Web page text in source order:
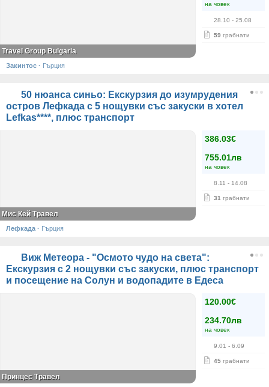
на човек
28.10 - 25.08
59 грабнати
Travel Group Bulgaria
Закинтос · Гърция
50 нюанса синьо: Екскурзия до изумрудения
остров Лефкада с 5 нощувки със закуски в хотел
Lefkas****, плюс транспорт
386.03€
755.01лв
на човек
8.11 - 14.08
31 грабнати
Мис Кей Травел
Лефкада · Гърция
Виж Метеора - "Осмото чудо на света":
Екскурзия с 2 нощувки със закуски, плюс транспорт
и посещение на Солун и водопадите в Едеса
120.00€
234.70лв
на човек
9.01 - 6.09
45 грабнати
Принцес Травел